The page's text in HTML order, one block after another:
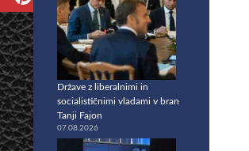
Države z liberalnimi in
socialističnimi vladami v bran
Tanji Fajon
07.08.2026